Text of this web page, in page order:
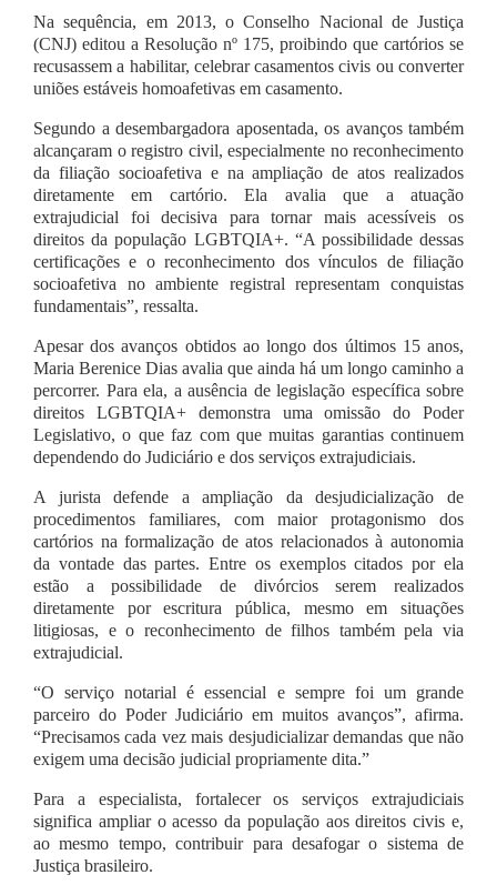
Na sequência, em 2013, o Conselho Nacional de Justiça
(CNJ) editou a Resolução nº 175, proibindo que cartórios se
recusassem a habilitar, celebrar casamentos civis ou converter
uniões estáveis homoafetivas em casamento.
Segundo a desembargadora aposentada, os avanços também
alcançaram o registro civil, especialmente no reconhecimento
da filiação socioafetiva e na ampliação de atos realizados
diretamente em cartório. Ela avalia que a atuação
extrajudicial foi decisiva para tornar mais acessíveis os
direitos da população LGBTQIA+. “A possibilidade dessas
certificações e o reconhecimento dos vínculos de filiação
socioafetiva no ambiente registral representam conquistas
fundamentais”, ressalta.
Apesar dos avanços obtidos ao longo dos últimos 15 anos,
Maria Berenice Dias avalia que ainda há um longo caminho a
percorrer. Para ela, a ausência de legislação específica sobre
direitos LGBTQIA+ demonstra uma omissão do Poder
Legislativo, o que faz com que muitas garantias continuem
dependendo do Judiciário e dos serviços extrajudiciais.
A jurista defende a ampliação da desjudicialização de
procedimentos familiares, com maior protagonismo dos
cartórios na formalização de atos relacionados à autonomia
da vontade das partes. Entre os exemplos citados por ela
estão a possibilidade de divórcios serem realizados
diretamente por escritura pública, mesmo em situações
litigiosas, e o reconhecimento de filhos também pela via
extrajudicial.
“O serviço notarial é essencial e sempre foi um grande
parceiro do Poder Judiciário em muitos avanços”, afirma.
“Precisamos cada vez mais desjudicializar demandas que não
exigem uma decisão judicial propriamente dita.”
Para a especialista, fortalecer os serviços extrajudiciais
significa ampliar o acesso da população aos direitos civis e,
ao mesmo tempo, contribuir para desafogar o sistema de
Justiça brasileiro.